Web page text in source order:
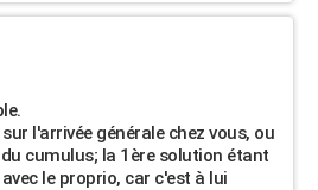
l'arrivée générale chez vous, ou
cumulus; la 1ère solution étant
le proprio, car c'est à lui